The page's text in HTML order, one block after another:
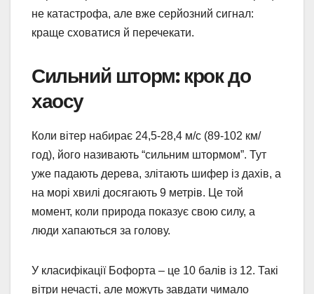
не катастрофа, але вже серйозний сигнал:
краще сховатися й перечекати.
Сильний шторм: крок до
хаосу
Коли вітер набирає 24,5-28,4 м/с (89-102 км/
год), його називають “сильним штормом”. Тут
уже падають дерева, злітають шифер із дахів, а
на морі хвилі досягають 9 метрів. Це той
момент, коли природа показує свою силу, а
люди хапаються за голову.
У класифікації Бофорта – це 10 балів із 12. Такі
вітри нечасті, але можуть завдати чимало